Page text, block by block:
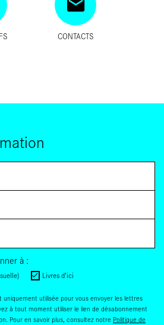
CONTACTS
à :
Livres d'ici
utilisée pour vous envoyer les lettres
à tout moment utiliser le lien de désabonnement
Pour en savoir plus, consultez notre Politique de